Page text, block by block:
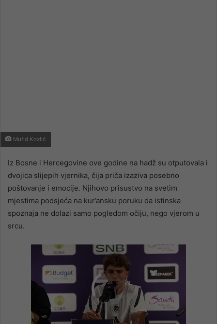
Mufid Kozlić
Iz Bosne i Hercegovine ove godine na hadž su otputovala i
dvojica slijepih vjernika, čija priča izaziva posebno
poštovanje i emocije. Njihovo prisustvo na svetim
mjestima podsjeća na kur’ansku poruku da istinska
spoznaja ne dolazi samo pogledom očiju, nego vjerom u
srcu.